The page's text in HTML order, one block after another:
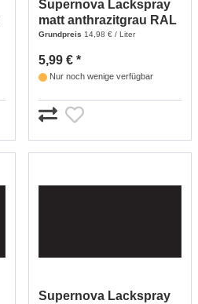
Supernova Lackspray
matt anthrazitgrau RAL
7016 - 400 ml
Grundpreis 14,98 € / Liter
5,99 € *
Nur noch wenige verfügbar
Supernova Lackspray